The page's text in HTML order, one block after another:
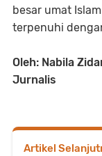
besar umat
terpenuhi
Oleh: Nabila
Jurnalis
Artikel